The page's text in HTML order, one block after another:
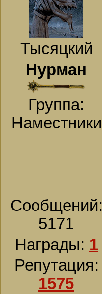
Тысяцкий
Нурман
Группа:
Наместники
Сообщений:
5171
Награды: 1
Репутация:
1575